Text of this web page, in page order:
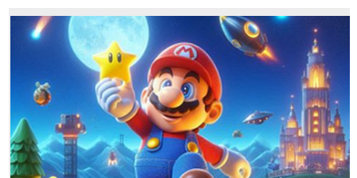
есть
доступ
действиям
интернете.